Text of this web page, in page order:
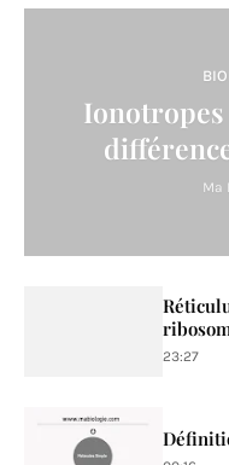
Ma
23:27